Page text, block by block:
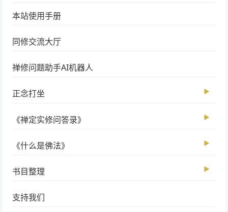
本站使用手册
同修交流大厅
禅修问题助手AI机器人
正念打坐 ▶
《禅定实修问答录》 ▶
《什么是佛法》 ▶
书目整理 ▶
支持我们